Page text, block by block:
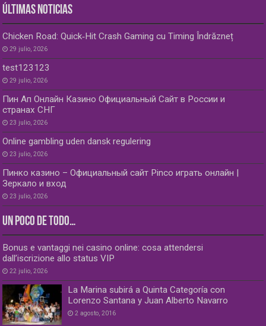
ÚLTIMAS NOTICIAS
Chicken Road: Quick‑Hit Crash Gaming cu Timing Îndrăzneț
29 julio, 2026
test123123
29 julio, 2026
Пин Ап Онлайн Казино Официальный Сайт в России и
странах СНГ
23 julio, 2026
Online gambling uden dansk regulering
23 julio, 2026
Пинко казино – Официальный сайт Pinco играть онлайн |
Зеркало и вход
23 julio, 2026
UN POCO DE TODO…
Bonus e vantaggi nei casino online: cosa attendersi
dall’iscrizione allo status VIP
22 julio, 2026
La Marina subirá a Quinta Categoría con
Lorenzo Santana y Juan Alberto Navarro
2 agosto, 2016